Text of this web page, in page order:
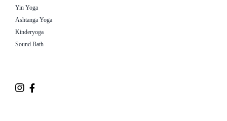
Yin Yoga
Ashtanga Yoga
Kinderyoga
Sound Bath